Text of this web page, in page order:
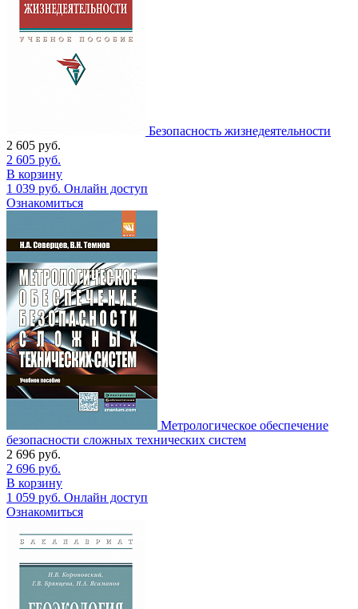
Безопасность жизнедеятельности
2 605 руб.
2 605 руб.
В корзину
1 039 руб. Онлайн доступ
Ознакомиться
Метрологическое обеспечение
безопасности сложных технических систем
2 696 руб.
2 696 руб.
В корзину
1 059 руб. Онлайн доступ
Ознакомиться